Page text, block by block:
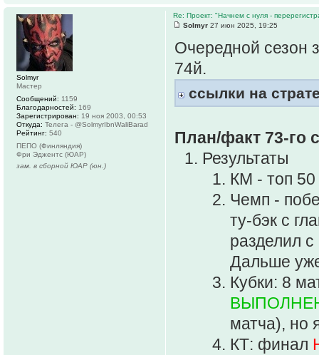
Re: Проект: "Начнем с нуля -
Solmyr 27 июн 2025, 19:25
Очередной сезон
74й.
ссылки на
План/факт 73-го
Результаты
КМ - топ 50
Чемп -
ту-бэк с
разделил
Дальше
Кубки: 8
матча), но
КТ: финал
Solmyr
Мастер
Сообщений: 1159
Благодарностей: 169
Зарегистрирован: 19 ноя 2003, 00:53
Откуда: Телега - @SolmyrIbnWaliBarad
Рейтинг: 540
ПЕПО (Финляндия)
Фри Эджентс (ЮАР)
зам. в сборной ЮАР (юн.)